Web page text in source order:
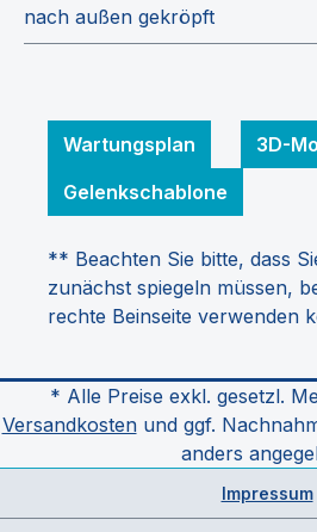
nach außen gekröpft
Wartungsplan
3D-
Gelenkschablone
** Beachten Sie bitte, dass
zunächst spiegeln müssen,
rechte Beinseite verwenden
* Alle Preise exkl. gesetzl.
Versandkostenund ggf.
anders
Impressum